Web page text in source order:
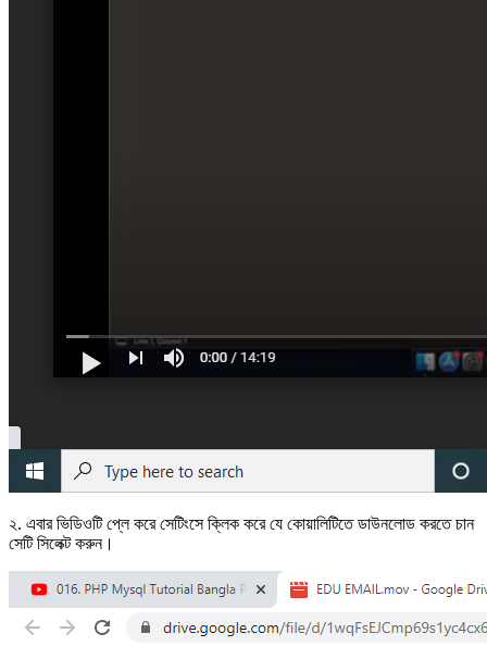
২. এবার ভিডিওটি প্লে করে সেটিংসে ক্লিক করে যে কোয়ালিটিতে ডাউনলোড করতে চান
সেটি সিলেক্ট করুন।